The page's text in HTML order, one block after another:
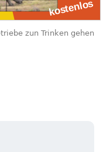
zun Trinken gehen